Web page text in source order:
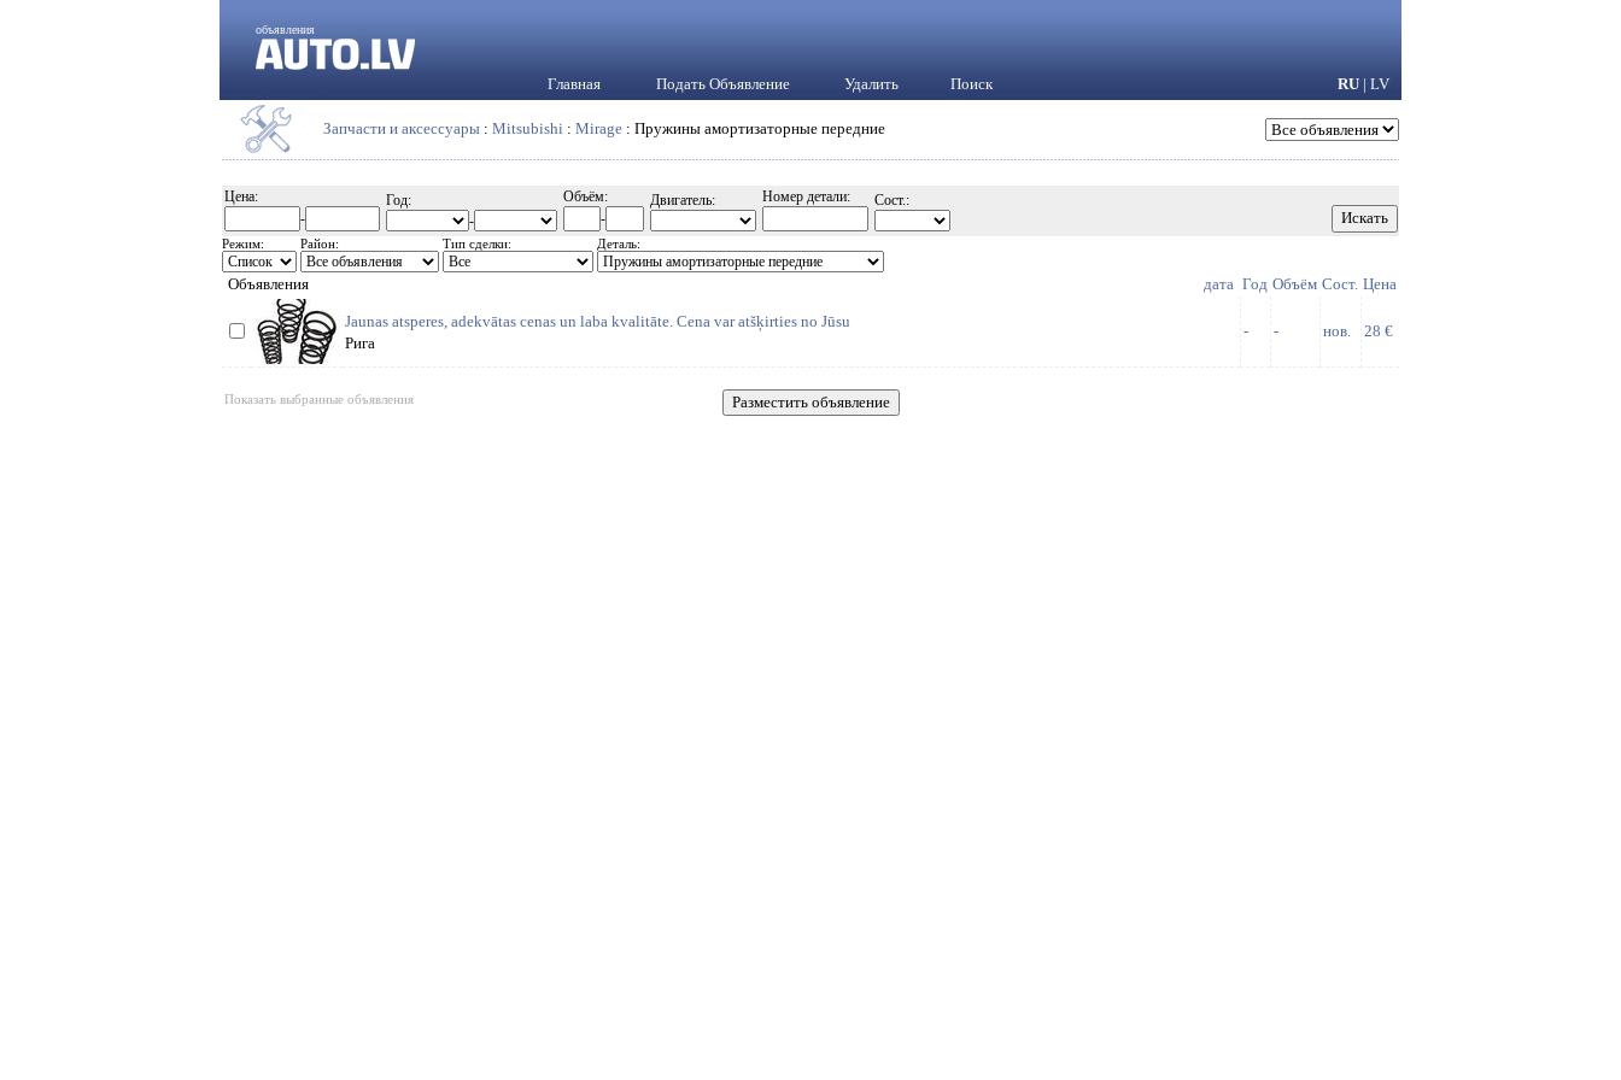
объявления
Главная Подать Объявление Удалить Поиск RU | LV
Запчасти и аксессуары : Mitsubishi : Mirage : Пружины амортизаторные передние
Цена:
-
Год:
-
Объём:
-
Двигатель: Номер детали: Сост.:
Режим: Район: Тип сделки: Деталь:
Объявления дата Год Объём Сост. Цена
Jaunas atsperes, adekvātas cenas un laba kvalitāte. Cena var atšķirties no Jūsu
Рига
- - нов. 28 €
Показать выбранные объявления